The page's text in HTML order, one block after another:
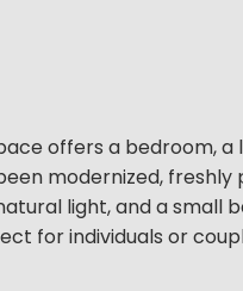
offers a bedroom, a
modernized, freshly
light, and a small
for individuals or